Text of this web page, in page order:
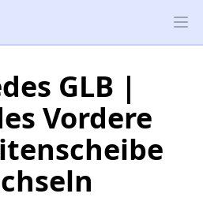
GmbH
GLB |
Vordere